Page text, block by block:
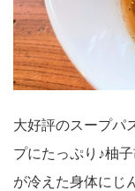
大好評のスープパ
プにたっぷり♪柚
が冷えた身体にじ